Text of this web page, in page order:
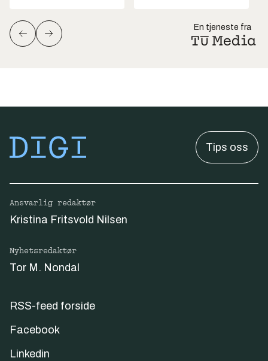
En tjeneste fra
Tips oss
Ansvarlig redaktør
Kristina Fritsvold Nilsen
Nyhetsredaktør
Tor M. Nondal
RSS-feed forside
Facebook
Linkedin